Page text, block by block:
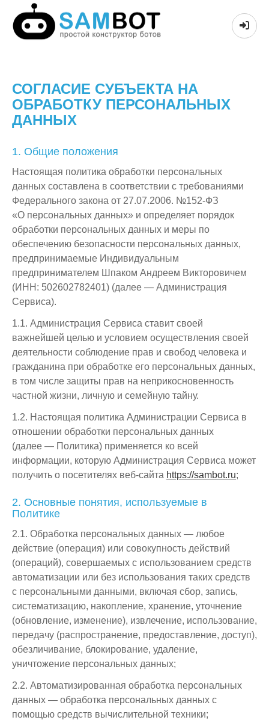
СОГЛАСИЕ СУБЪЕКТА НА
ОБРАБОТКУ ПЕРСОНАЛЬНЫХ
ДАННЫХ
1. Общие положения
Настоящая политика обработки персональных
данных составлена в соответствии с требованиями
Федерального закона от 27.07.2006. №152-ФЗ
«О персональных данных» и определяет порядок
обработки персональных данных и меры по
обеспечению безопасности персональных данных,
предпринимаемые Индивидуальным
предпринимателем Шпаком Андреем Викторовичем
(ИНН: 502602782401) (далее — Администрация
Сервиса).
1.1. Администрация Сервиса ставит своей
важнейшей целью и условием осуществления своей
деятельности соблюдение прав и свобод человека и
гражданина при обработке его персональных данных,
в том числе защиты прав на неприкосновенность
частной жизни, личную и семейную тайну.
1.2. Настоящая политика Администрации Сервиса в
отношении обработки персональных данных
(далее — Политика) применяется ко всей
информации, которую Администрация Сервиса может
получить о посетителях веб-сайта https://sambot.ru;
2. Основные понятия, используемые в
Политике
2.1. Обработка персональных данных — любое
действие (операция) или совокупность действий
(операций), совершаемых с использованием средств
автоматизации или без использования таких средств
с персональными данными, включая сбор, запись,
систематизацию, накопление, хранение, уточнение
(обновление, изменение), извлечение, использование,
передачу (распространение, предоставление, доступ),
обезличивание, блокирование, удаление,
уничтожение персональных данных;
2.2. Автоматизированная обработка персональных
данных — обработка персональных данных с
помощью средств вычислительной техники;